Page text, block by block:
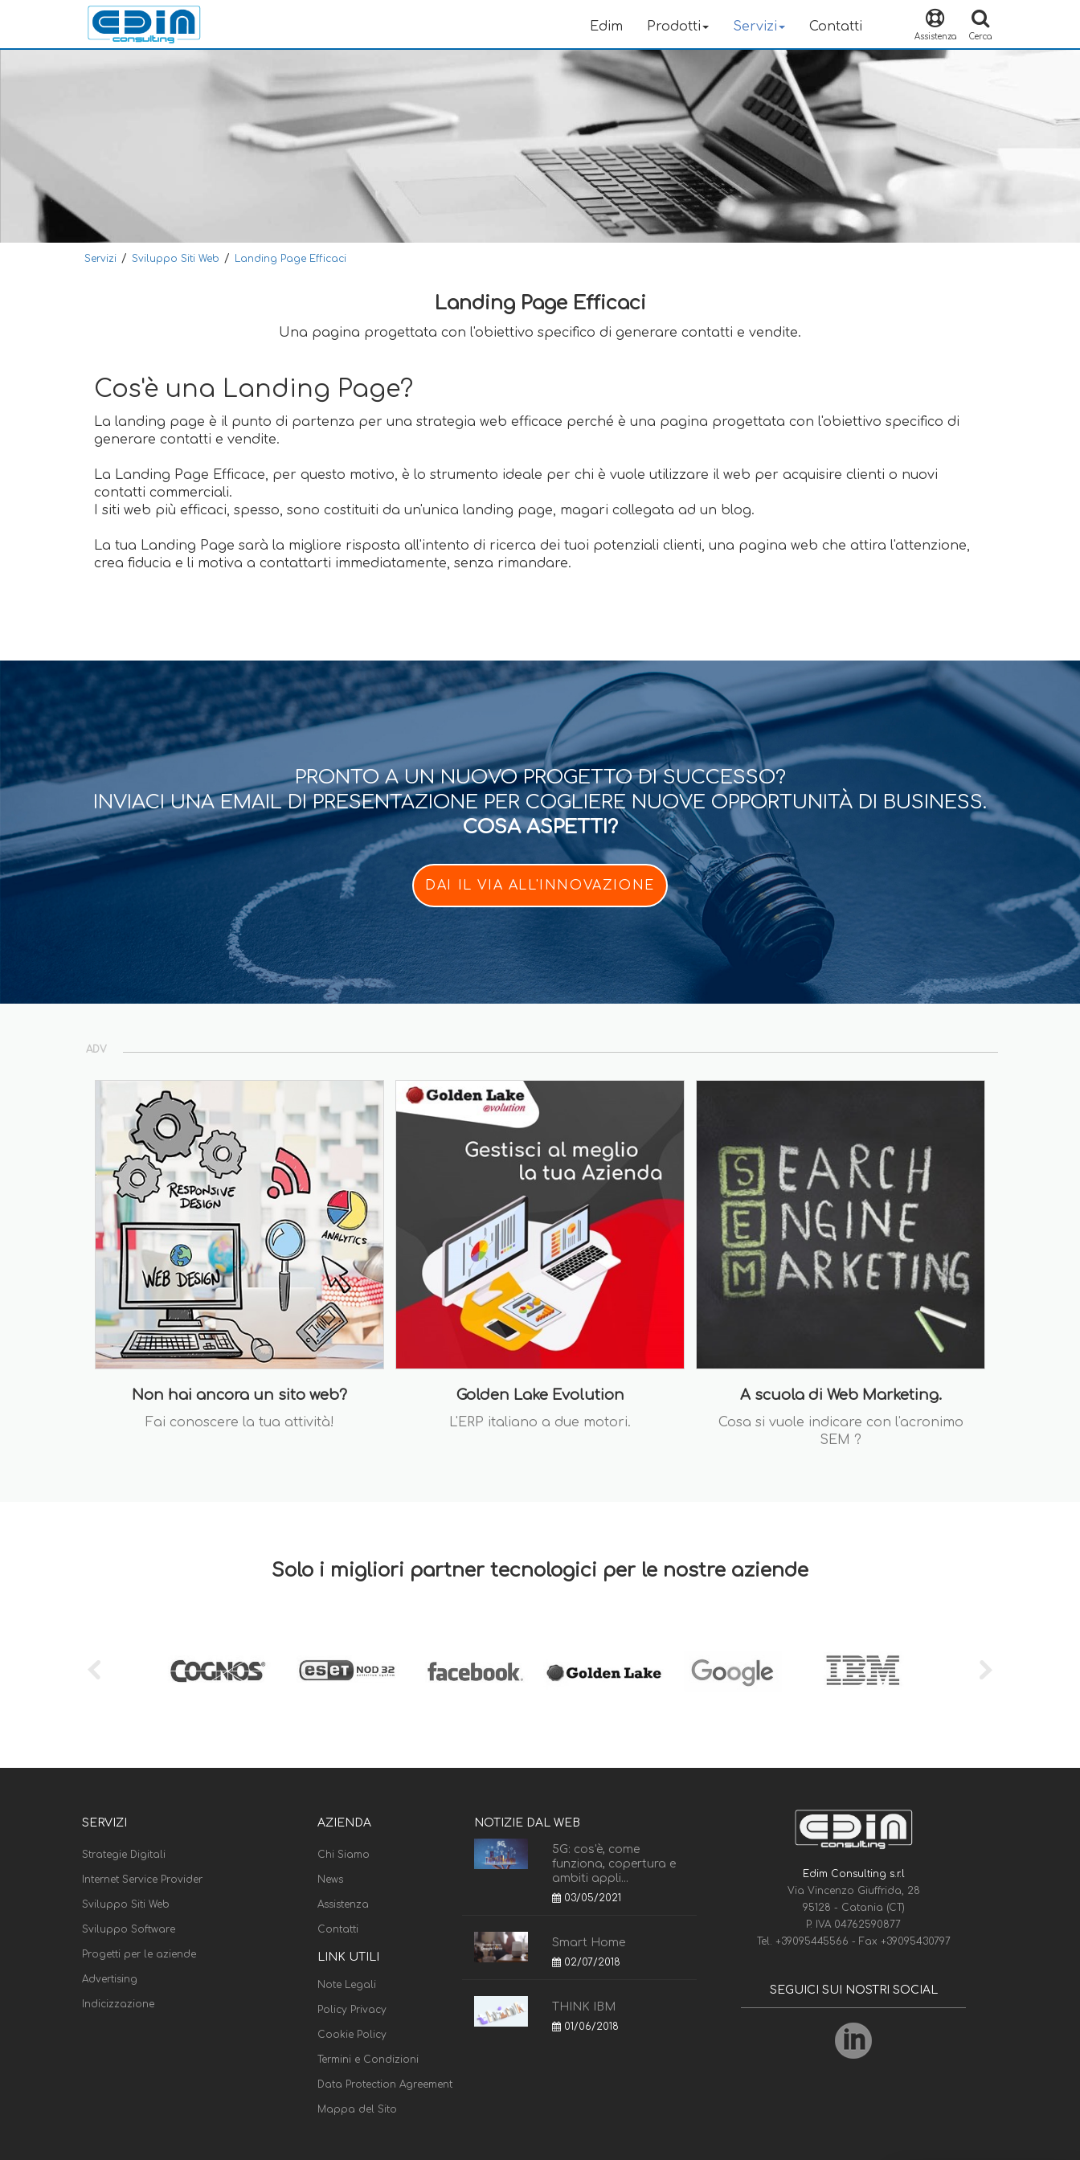
Edim Prodotti Servizi Contatti
Assistenza Cerca
Servizi / Sviluppo Siti Web / Landing Page Efficaci
Landing Page Efficaci
Una pagina progettata con l'obiettivo specifico di generare contatti e vendite.
Cos'è una Landing Page?
La landing page è il punto di partenza per una strategia web efficace perché è una pagina progettata con l'obiettivo specifico di
generare contatti e vendite.
La Landing Page Efficace, per questo motivo, è lo strumento ideale per chi è vuole utilizzare il web per acquisire clienti o nuovi
contatti commerciali.
I siti web più efficaci, spesso, sono costituiti da un'unica landing page, magari collegata ad un blog.
La tua Landing Page sarà la migliore risposta all'intento di ricerca dei tuoi potenziali clienti, una pagina web che attira l'attenzione,
crea fiducia e li motiva a contattarti immediatamente, senza rimandare.
PRONTO A UN NUOVO PROGETTO DI SUCCESSO?
INVIACI UNA EMAIL DI PRESENTAZIONE PER COGLIERE NUOVE OPPORTUNITÀ DI BUSINESS.
COSA ASPETTI?
DAI IL VIA ALL'INNOVAZIONE
ADV
Non hai ancora un sito web?
Fai conoscere la tua attività!
Golden Lake Evolution
L'ERP italiano a due motori.
A scuola di Web Marketing.
Cosa si vuole indicare con l'acronimo
SEM ?
Solo i migliori partner tecnologici per le nostre aziende
SERVIZI
Strategie Digitali
Internet Service Provider
Sviluppo Siti Web
Sviluppo Software
Progetti per le aziende
Advertising
Indicizzazione
AZIENDA
Chi Siamo
News
Assistenza
Contatti
LINK UTILI
Note Legali
Policy Privacy
Cookie Policy
Termini e Condizioni
Data Protection Agreement
Mappa del Sito
NOTIZIE DAL WEB
5G: cos'è, come
funziona, copertura e
ambiti appli...
03/05/2021
Smart Home
02/07/2018
THINK IBM
01/06/2018
Edim Consulting s.r.l
Via Vincenzo Giuffrida, 28
95128 - Catania (CT)
P. IVA 04762590877
Tel. +39095445566 - Fax +39095430797
SEGUICI SUI NOSTRI SOCIAL